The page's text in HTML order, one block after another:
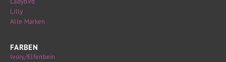
Lilly
Alle Marken
FARBEN
Ivory/Elfenbein